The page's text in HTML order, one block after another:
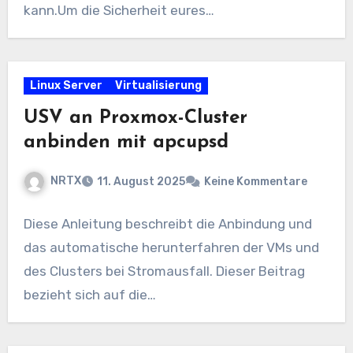
kann.Um die Sicherheit eures…
Linux Server Virtualisierung
USV an Proxmox-Cluster
anbinden mit apcupsd
NRTX 11. August 2025 Keine Kommentare
Diese Anleitung beschreibt die Anbindung und
das automatische herunterfahren der VMs und
des Clusters bei Stromausfall. Dieser Beitrag
bezieht sich auf die…